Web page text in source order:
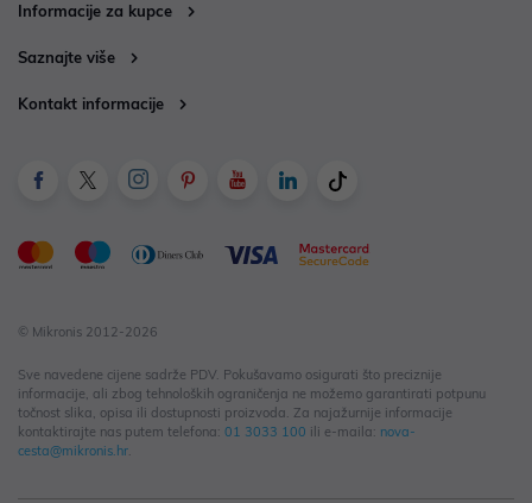
Informacije za kupce
Saznajte više
Kontakt informacije
© Mikronis 2012-2026
Sve navedene cijene sadrže PDV. Pokušavamo osigurati što preciznije
informacije, ali zbog tehnoloških ograničenja ne možemo garantirati potpunu
točnost slika, opisa ili dostupnosti proizvoda. Za najažurnije informacije
kontaktirajte nas putem telefona: 01 3033 100 ili e-maila: nova-
cesta@mikronis.hr.